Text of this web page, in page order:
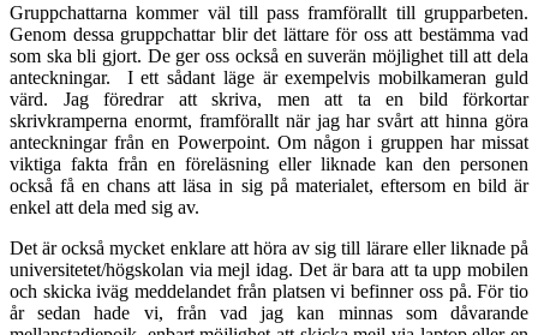
Gruppchattarna kommer väl till pass framförallt till grupparbeten.
Genom dessa gruppchattar blir det lättare för oss att bestämma vad
som ska bli gjort. De ger oss också en suverän möjlighet till att dela
anteckningar. I ett sådant läge är exempelvis mobilkameran guld
värd. Jag föredrar att skriva, men att ta en bild förkortar
skrivkramperna enormt, framförallt när jag har svårt att hinna göra
anteckningar från en Powerpoint. Om någon i gruppen har missat
viktiga fakta från en föreläsning eller liknade kan den personen
också få en chans att läsa in sig på materialet, eftersom en bild är
enkel att dela med sig av.
Det är också mycket enklare att höra av sig till lärare eller liknade på
universitetet/högskolan via mejl idag. Det är bara att ta upp mobilen
och skicka iväg meddelandet från platsen vi befinner oss på. För tio
år sedan hade vi, från vad jag kan minnas som dåvarande